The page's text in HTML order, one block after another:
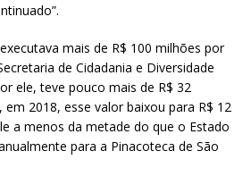
mais de R$ 100 milhões por
de Cidadania e Diversidade
ele, teve pouco mais de R$ 32
2018, esse valor baixou para R$ 12
a menos da metade do que o Estado
para a Pinacoteca de São